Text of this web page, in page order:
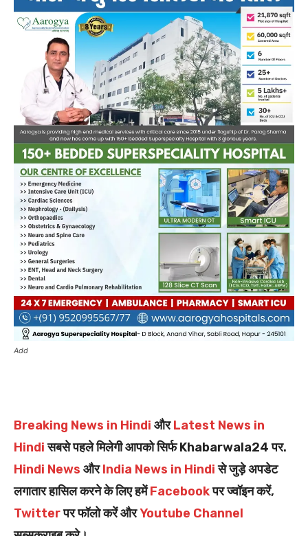
Add
Breaking News in Hindi औरLatest News in
Hindiसबसे पहले मिलेगी आपको सिर्फ Khabarwala24 पर.
Hindi News औरIndia News in Hindiसे जुड़े अपडेट
लगातार हासिल करने के लिए हमेंFacebookपर ज्वॉइन करें,
Twitterपर फॉलो करें औरYoutube Channel